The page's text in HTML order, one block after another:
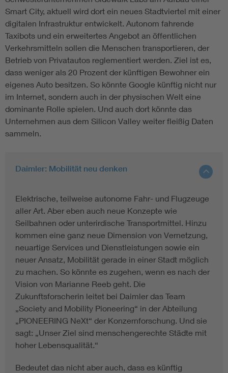
Smart City, aktuell wird dort ein neues Stadtviertel mit einer
digitalen Infrastruktur entwickelt. Autonom fahrende
Taxibots und ein erweitertes Angebot an öffentlichen
Verkehrsmitteln sollen die Menschen transportieren, der
Betrieb von Privatautos reglementiert werden. Ziel ist es,
dass weniger als 20 Prozent der künftigen Bewohner ein
eigenes Auto besitzen. So könnte Google künftig nicht nur
im Internet, sondern auch in der physischen Welt eine
dominante Rolle spielen. Und auch dort könnte das
Unternehmen aus dem Silicon Valley weiter fleißig Daten
sammeln.
Daimler: Mobilität neu denken
Elektrische, teilweise autonome Fahr- und Flugzeuge
aller Art. Aber eben auch neue Konzepte wie
Seilbahnen oder unterirdische Transportmittel. Hinzu
kommen eine ganz neue Dimension von Vernetzung,
neuartige Services und Dienstleistungen sowie ein
neuer Ansatz, Mobilität gerade in einer Stadt möglich
zu machen. So könnte es zugehen, wenn es nach der
Vision von Marianne Reeb geht. Die
Zukunftsforscherin leitet bei Daimler das Team
„Society and Mobility Pioneering“ in der Abteilung
„PIONEERING NeXt“ der Konzernforschung. Und sie
sagt: „Unser Ziel sind menschengerechte Städte mit
hoher Lebensqualität.“
Bedeutet das nicht aber auch, dass es künftig